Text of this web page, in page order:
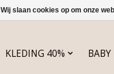
KLEDING 40% BABY
Wij slaan cookies op om onze